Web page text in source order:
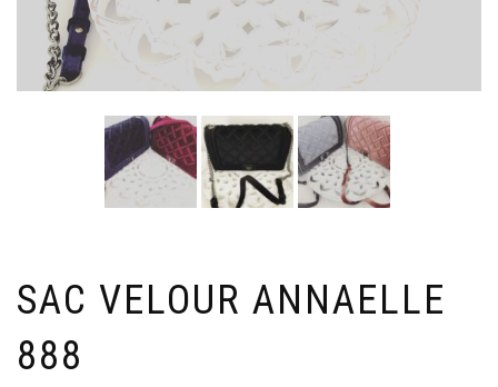
SAC VELOUR ANNAELLE
888